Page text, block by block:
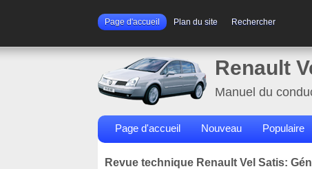
Page d'accueil Plan du site Rechercher
Renault
Manuel du
Page d'accueil Nouveau Populaire
Revue technique Renault Vel Satis: